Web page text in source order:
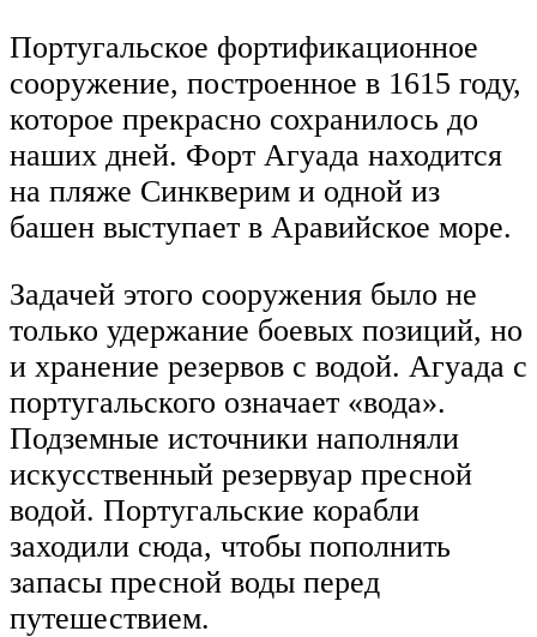
Португальское фортификационное
сооружение, построенное в 1615 году,
которое прекрасно сохранилось до
наших дней. Форт Агуада находится
на пляже Синкверим и одной из
башен выступает в Аравийское море.
Задачей этого сооружения было не
только удержание боевых позиций, но
и хранение резервов с водой. Агуада с
португальского означает «вода».
Подземные источники наполняли
искусственный резервуар пресной
водой. Португальские корабли
заходили сюда, чтобы пополнить
запасы пресной воды перед
путешествием.